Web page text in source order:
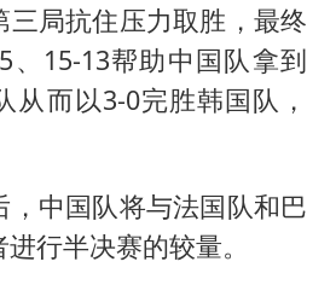
三局抗住压力取胜，最终
、15-13帮助中国队拿到
从而以3-0完胜韩国队，
，中国队将与法国队和巴
行半决赛的较量。